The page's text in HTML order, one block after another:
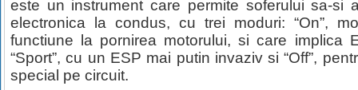
este un instrument care permite soferului sa-si
electronica la condus, cu trei moduri: “On”,
functiune la pornirea motorului, si care implica
“Sport”, cu un ESP mai putin invaziv si “Off”,
special pe circuit.